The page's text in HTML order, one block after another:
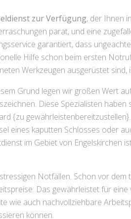
zur Verfügung, der Ihnen
parat, und eine
garantiert, dass
Hilfe schon beim ersten
Werkzeugen ausgerüstet sind,
Grund legen wir großen Wert
Diese Spezialisten haben
{zu
eines kaputten Schlosses oder
im Gebiet von Engelskirchen
Notfällen. Schon vor dem
Das gewährleistet für
wie auch nachvollziehbare
können.